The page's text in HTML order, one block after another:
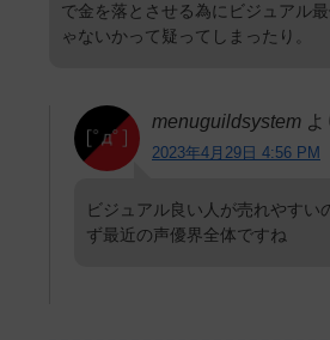
で金を落とさせる為にビジュアル
ゃないかって疑ってしまったり。
menuguildsystem よ
2023年4月29日 4:56 PM
ビジュアル良い人が売れやすい
ず最近の声優界全体ですね